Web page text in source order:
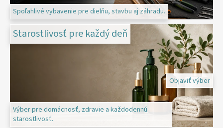
d
Spoľahlivé vybavenie pre dielňu, stavbu aj záhradu.
Starostlivosť pre každý deň
Výber pre domácnosť, zdravie a každodennú
starostlivosť.
Objaviť výber